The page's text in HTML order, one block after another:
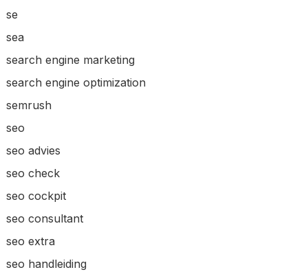
se
sea
search engine marketing
search engine optimization
semrush
seo
seo advies
seo check
seo cockpit
seo consultant
seo extra
seo handleiding